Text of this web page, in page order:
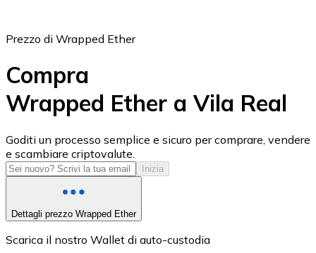
USD Coin
USDC
Prezzo di Wrapped Ether
Compra
Wrapped Ether a Vila Real
Goditi un processo semplice e sicuro per comprare, vendere
e scambiare criptovalute.
Inizia
Dettagli prezzo Wrapped Ether
Scarica il nostro Wallet di auto-custodia